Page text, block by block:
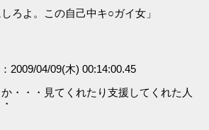
ろよ。この自己中キ○ガイ女」
2009/04/09(木) 00:14:00.45
・・・見てくれたり支援してくれた人